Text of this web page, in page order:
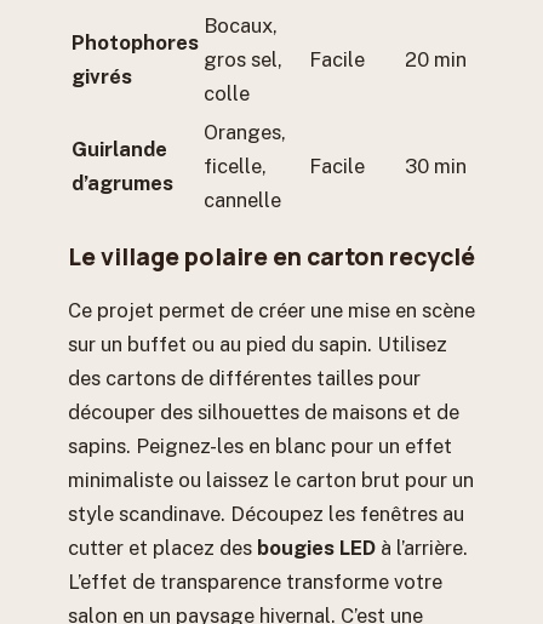
Photophores
givrés
Bocaux,
gros sel,
colle
Facile 20 min
Guirlande
d’agrumes
Oranges,
ficelle,
cannelle
Facile 30 min
Le village polaire en carton recyclé
Ce projet permet de créer une mise en scène
sur un buffet ou au pied du sapin. Utilisez
des cartons de différentes tailles pour
découper des silhouettes de maisons et de
sapins. Peignez-les en blanc pour un effet
minimaliste ou laissez le carton brut pour un
style scandinave. Découpez les fenêtres au
cutter et placez des bougies LED à l’arrière.
L’effet de transparence transforme votre
salon en un paysage hivernal. C’est une